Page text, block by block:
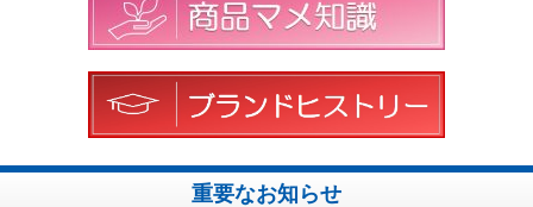
重要なお知らせ